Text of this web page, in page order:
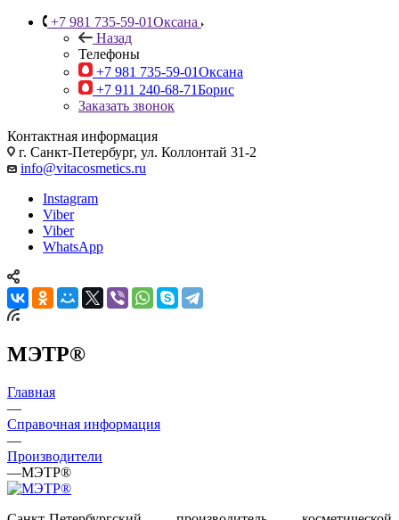
+7 981 735-59-01Оксана
Назад
Телефоны
+7 981 735-59-01Оксана
+7 911 240-68-71Борис
Заказать звонок
Контактная информация
г. Санкт-Петербург, ул. Коллонтай 31-2
info@vitacosmetics.ru
Instagram
Viber
Viber
WhatsApp
МЭТР®
Главная
—
Справочная информация
—
Производители
—МЭТР®